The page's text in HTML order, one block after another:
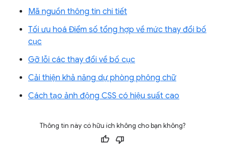
Mã nguồn thông tin chi tiết
Tối ưu hoá Điểm số tổng hợp về mức thay đổi bố
cục
Gỡ lỗi các thay đổi về bố cục
Cải thiện khả năng dự phòng phông chữ
Cách tạo ảnh động CSS có hiệu suất cao
Thông tin này có hữu ích không cho bạn không?